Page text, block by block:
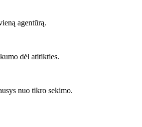
agentūrą.
dėl atitikties.
nuo tikro sekimo.